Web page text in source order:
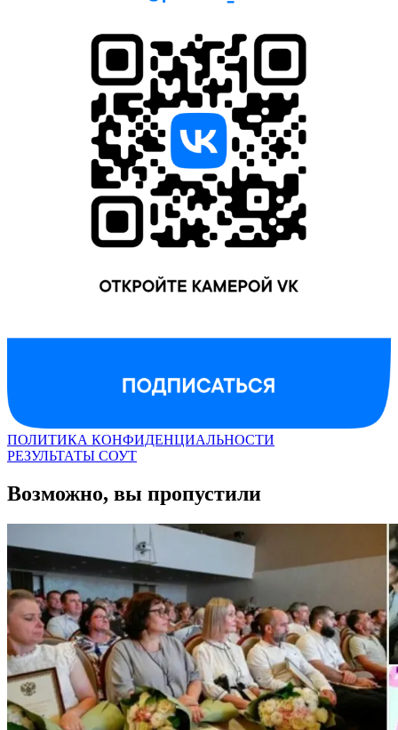
ПОЛИТИКА КОНФИДЕНЦИАЛЬНОСТИ
РЕЗУЛЬТАТЫ СОУТ
Возможно, вы пропустили